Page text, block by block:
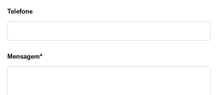
Telefone
Mensagem*